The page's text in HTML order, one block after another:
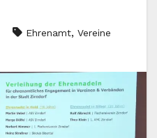
Ehrenamt, Vereine